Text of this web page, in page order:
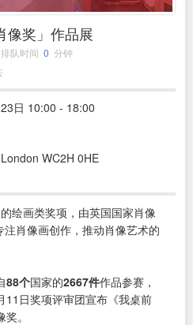
像奖」作品展
排队时间 0 分钟
日 10:00 - 18:00
WC2H 0HE
绘画类奖项，由英国国家肖像
肖像画创作，推动肖像艺术的
88个国家的2667件作品参赛，
11日奖项评审团宣布《我桌前
。